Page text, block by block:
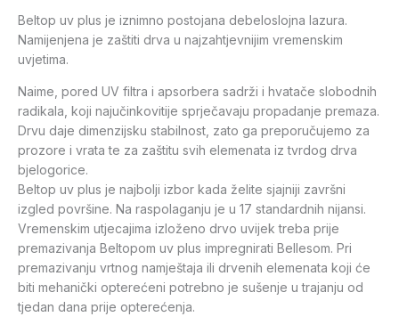
Beltop uv plus je iznimno postojana debeloslojna lazura.
Namijenjena je zaštiti drva u najzahtjevnijim vremenskim
uvjetima.
Naime, pored UV filtra i apsorbera sadrži i hvatače slobodnih
radikala, koji najučinkovitije sprječavaju propadanje premaza.
Drvu daje dimenzijsku stabilnost, zato ga preporučujemo za
prozore i vrata te za zaštitu svih elemenata iz tvrdog drva
bjelogorice.
Beltop uv plus je najbolji izbor kada želite sjajniji završni
izgled površine. Na raspolaganju je u 17 standardnih nijansi.
Vremenskim utjecajima izloženo drvo uvijek treba prije
premazivanja Beltopom uv plus impregnirati Bellesom. Pri
premazivanju vrtnog namještaja ili drvenih elemenata koji će
biti mehanički opterećeni potrebno je sušenje u trajanju od
tjedan dana prije opterećenja.